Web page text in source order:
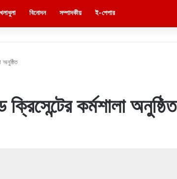
বিনোদন সম্পাদকীয় ই-পেপার
অনুষ্ঠিত
কর্মশালা অনুষ্ঠিত